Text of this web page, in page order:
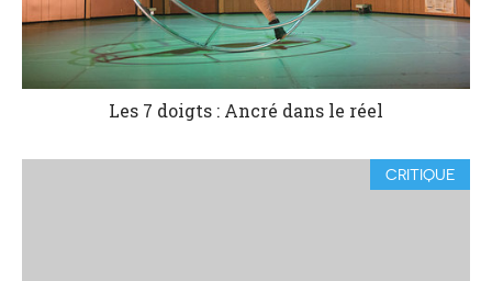
Les 7 doigts : Ancré dans le réel
CRITIQUE